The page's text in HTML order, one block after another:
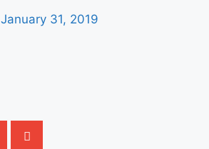
January 31, 2019